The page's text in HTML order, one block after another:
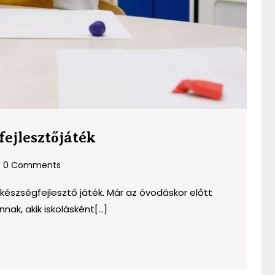
fejlesztőjáték
0 Comments
játék. Már az óvodáskor előtt
akik iskolásként[...]